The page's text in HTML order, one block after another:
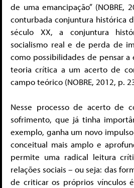
de uma emancipação” (NOBRE,
conturbada conjuntura histórica
século XX, a conjuntura
socialismo real e de perda de
como possibilidades de pensar a
teoria crítica a um acerto de
campo teórico (NOBRE, 2012, p.
Nesse processo de acerto de
sofrimento, que já tinha
exemplo, ganha um novo
conceitual mais amplo e
permite uma radical leitura
relações sociais – ou seja: das
de criticar os próprios vínculos